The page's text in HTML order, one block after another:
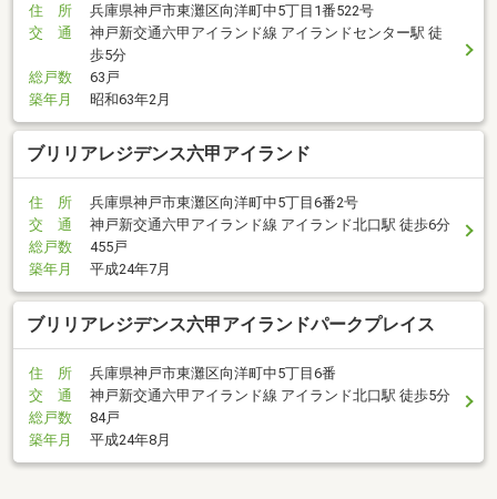
住 所
兵庫県神戸市東灘区向洋町中5丁目1番522号
交 通
神戸新交通六甲アイランド線 アイランドセンター駅 徒
歩5分
総戸数
63戸
築年月
昭和63年2月
ブリリアレジデンス六甲アイランド
住 所
兵庫県神戸市東灘区向洋町中5丁目6番2号
交 通
神戸新交通六甲アイランド線 アイランド北口駅 徒歩6分
総戸数
455戸
築年月
平成24年7月
ブリリアレジデンス六甲アイランドパークプレイス
住 所
兵庫県神戸市東灘区向洋町中5丁目6番
交 通
神戸新交通六甲アイランド線 アイランド北口駅 徒歩5分
総戸数
84戸
築年月
平成24年8月